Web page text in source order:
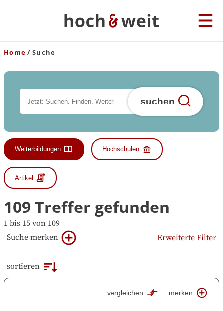
Home Suche
suchen
Weiterbildungen Hochschulen
Artikel
109 Treffer gefunden
1 bis 15 von 109
Suche merken
Erweiterte Filter
sortieren
vergleichen merken